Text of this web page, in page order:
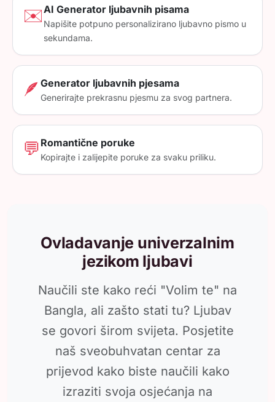
✉️AI Generator ljubavnih pisama
Napišite potpuno personalizirano ljubavno pismo u
sekundama.
🪶 Generator ljubavnih pjesama
Generirajte prekrasnu pjesmu za svog partnera.
💬 Romantične poruke
Kopirajte i zalijepite poruke za svaku priliku.
Ovladavanje univerzalnim
jezikom ljubavi
Naučili ste kako reći "Volim te" na
Bangla, ali zašto stati tu? Ljubav
se govori širom svijeta. Posjetite
naš sveobuhvatan centar za
prijevod kako biste naučili kako
izraziti svoja osjećanja na